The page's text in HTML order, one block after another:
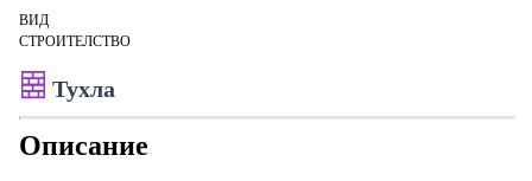
ВИД
СТРОИТЕЛСТВО
Тухла
Описание